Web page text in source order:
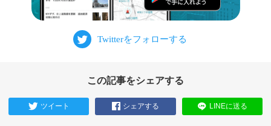
この記事をシェアする
ツイート シェアする LINEに送る